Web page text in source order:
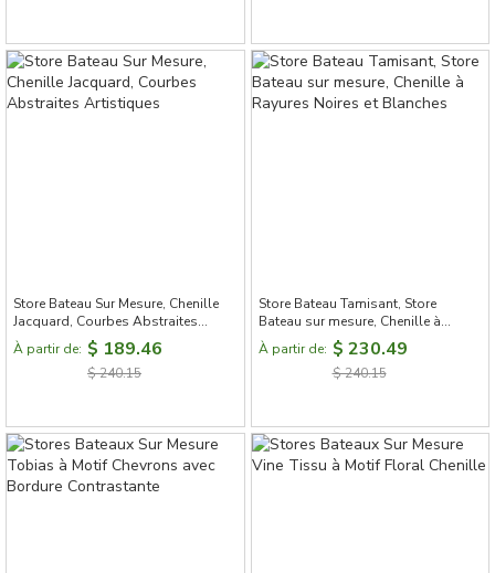
Store Bateau Sur Mesure, Chenille
Jacquard, Courbes Abstraites
Artistiques
À partir de: $ 189.46
$ 240.15
Store Bateau Tamisant, Store
Bateau sur mesure, Chenille à
Rayures Noires et Blanches
À partir de: $ 230.49
$ 240.15